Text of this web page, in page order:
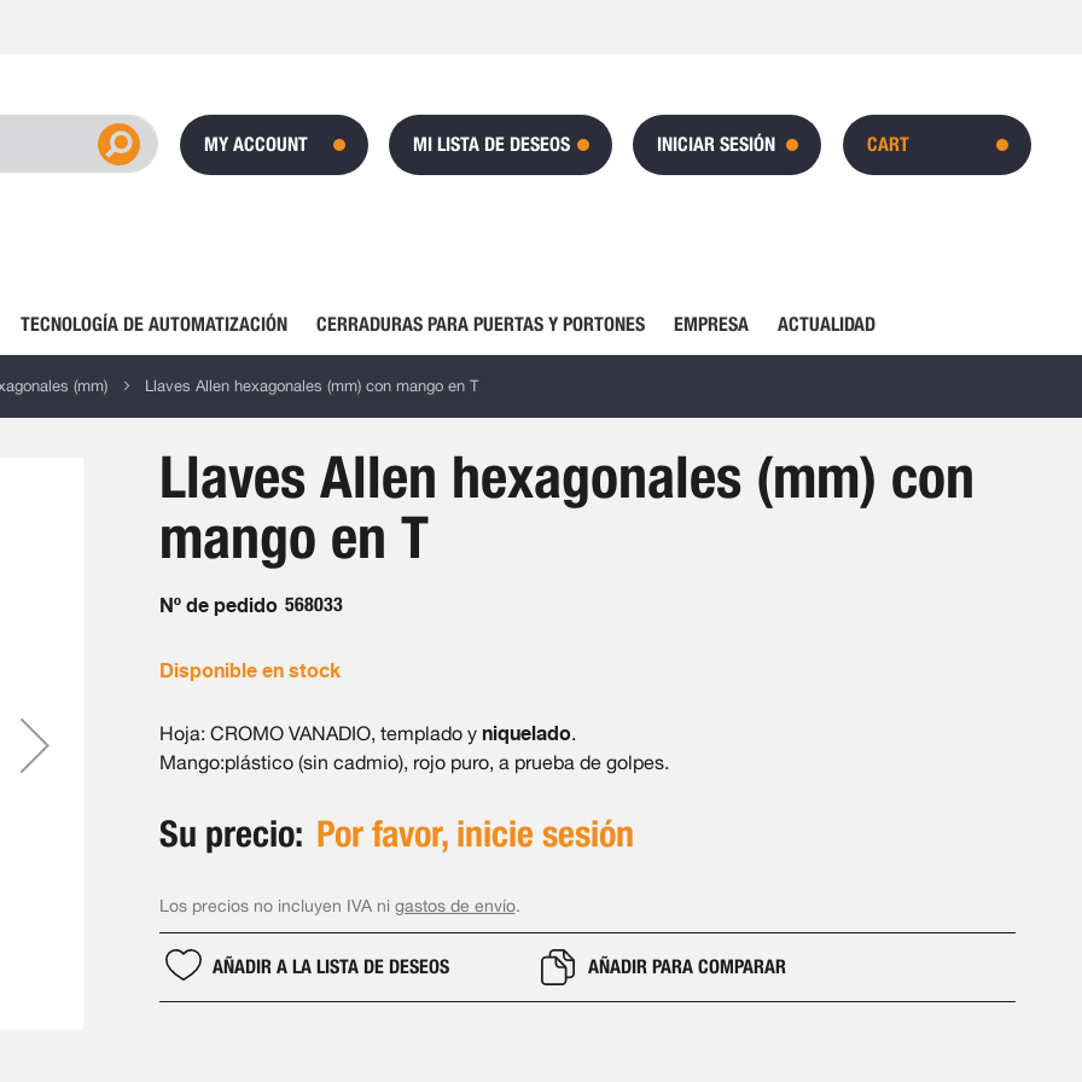
CART
MY ACCOUNT MI LISTA DE DESEOS INICIAR SESIÓN
TECNOLOGÍA DE AUTOMATIZACIÓN CERRADURAS PARA PUERTAS Y PORTONES EMPRESA ACTUALIDAD
(mm) Llaves Allen hexagonales (mm) con mango en T
Llaves Allen hexagonales (mm) con
mango en T
Nº de pedido 568033
Disponible en stock
Hoja: CROMO VANADIO, templado y niquelado.
Mango:plástico (sin cadmio), rojo puro, a prueba de golpes.
Su precio: Por favor, inicie sesión
Los precios no incluyen IVA ni gastos de envío.
AÑADIR A LA LISTA DE DESEOS AÑADIR PARA COMPARAR